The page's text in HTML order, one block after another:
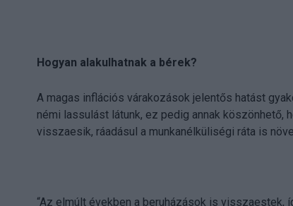
Hogyan alakulhatnak a bérek?
A magas inflációs várakozások jelentős hatást
némi lassulást látunk, ez pedig annak köszönhető,
visszaesik, ráadásul a munkanélküliségi ráta is
“Az elmúlt években a beruházások is